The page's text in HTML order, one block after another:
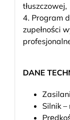
tłuszczowej,
4. Program
zupełności
DANE
Silnik –